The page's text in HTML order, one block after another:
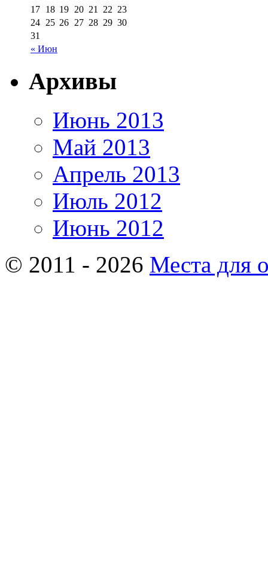
« Июн
17 18 19 20 21 22 23
24 25 26 27 28 29 30
31
Архивы
Июнь 2013
Май 2013
Апрель 2013
Июль 2012
Июнь 2012
© 2011 - 2026 Места для